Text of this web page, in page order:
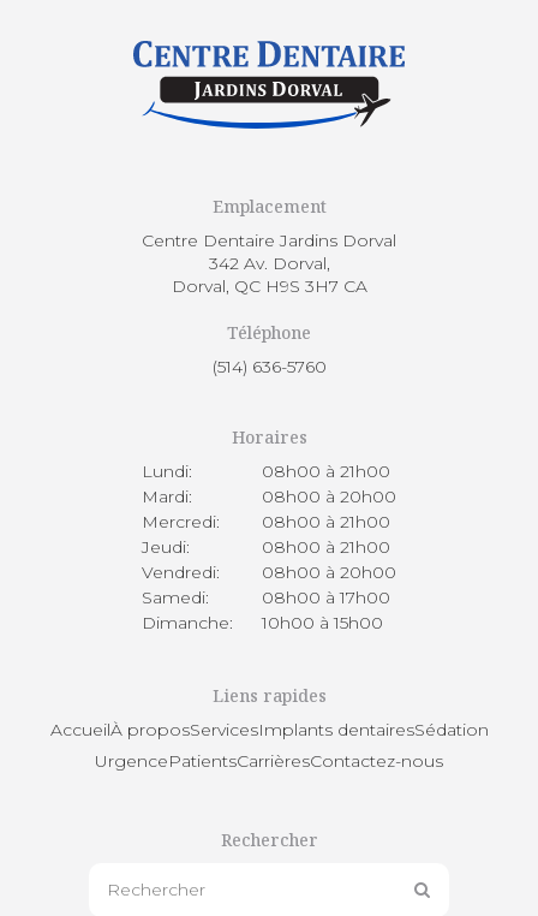
Emplacement
Centre Dentaire Jardins Dorval
342 Av. Dorval
Dorval QC H9S 3H7 CA
Téléphone
(514) 636-5760
Horaires
Lundi:
08h00 à 21h00
Mardi:
08h00 à 20h00
Mercredi:
08h00 à 21h00
Jeudi:
08h00 à 21h00
Vendredi:
08h00 à 20h00
Samedi:
08h00 à 17h00
Dimanche:
10h00 à 15h00
Liens rapides
AccueilÀ proposServicesImplants dentairesSédation
UrgencePatientsCarrièresContactez-nous
Rechercher